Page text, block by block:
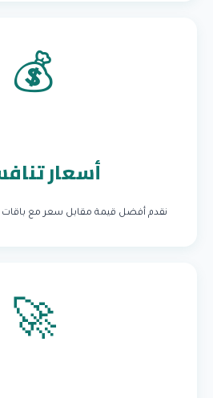
💰
أسعار
نقدم أفضل قيمة مقابل سعر مع باقات
🚀